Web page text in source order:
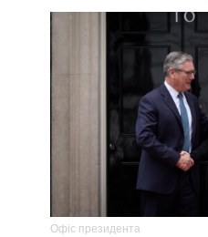
Офіс президента